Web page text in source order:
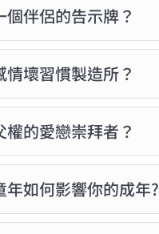
個伴侶的告示牌？
情壞習慣製造所？
權的愛戀崇拜者？
年如何影響你的成年?